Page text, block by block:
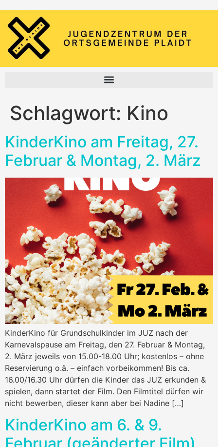
Schlagwort: Kino
KinderKino am Freitag, 27.
Februar & Montag, 2. März
KinderKino für Grundschulkinder im JUZ nach der
Karnevalspause am Freitag, den 27. Februar & Montag,
2. März jeweils von 15.00-18.00 Uhr; kostenlos – ohne
Reservierung o.ä. – einfach vorbeikommen! Bis ca.
16.00/16.30 Uhr dürfen die Kinder das JUZ erkunden &
spielen, dann startet der Film. Den Filmtitel dürfen wir
nicht bewerben, dieser kann aber bei Nadine […]
KinderKino am 6. & 9.